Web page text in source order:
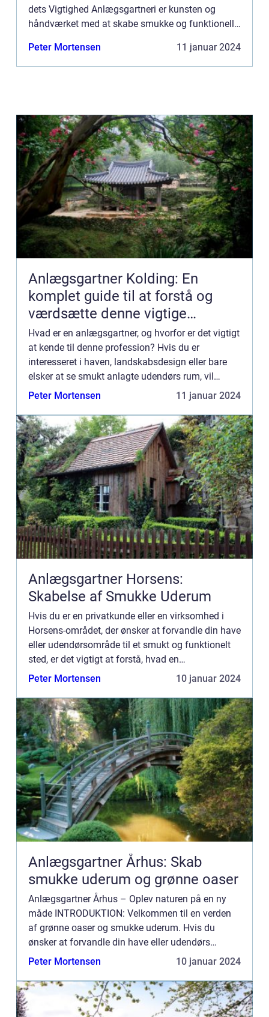
dets Vigtighed Anlægsgartneri er kunsten og
håndværket med at skabe smukke og funktionelle
vedligeholde...
Peter Mortensen 11 januar 2024
Anlægsgartner Kolding: En
komplet guide til at forstå og
værdsætte denne vigtige
branche
Hvad er en anlægsgartner, og hvorfor er det vigtigt
at kende til denne profession? Hvis du er
interesseret i haven, landskabsdesign eller bare
elsker at se smukt anlagte udendørs rum, vil
denne artikel give dig en dybdegående forståelse
Peter Mortensen 11 januar 2024
Anlægsgartner Horsens:
Skabelse af Smukke Uderum
Hvis du er en privatkunde eller en virksomhed i
Horsens-området, der ønsker at forvandle din have
eller udendørsområde til et smukt og funktionelt
sted, er det vigtigt at forstå, hvad en
anlægsgartner kan tilbyde. I denne artikel vil vi
Peter Mortensen 10 januar 2024
Anlægsgartner Århus: Skab
smukke uderum og grønne oaser
Anlægsgartner Århus – Oplev naturen på en ny
måde INTRODUKTION: Velkommen til en verden
af grønne oaser og smukke uderum. Hvis du
ønsker at forvandle din have eller udendørs
område til et æstetisk og funktionelt paradis, så er
Peter Mortensen 10 januar 2024